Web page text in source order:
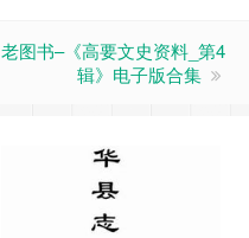
老图书–《高要文史资料_第4
辑》电子版合集